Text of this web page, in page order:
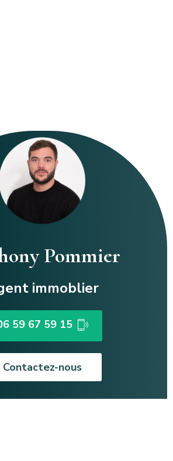
Pommier
immoblier
59 67 59 15
Contactez-nous